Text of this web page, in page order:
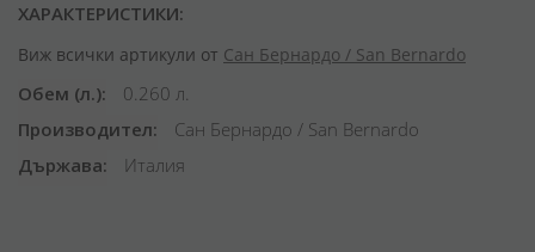
ХАРАКТЕРИСТИКИ:
Виж всички артикули от Сан Бернардо / San Bernardo
Обем (л.)
0.260 л.
Производител
Сан Бернардо / San Bernardo
Държава
Италия